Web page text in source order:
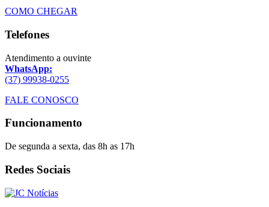
COMO CHEGAR
Telefones
Atendimento a ouvinte
WhatsApp:
(37) 99938-0255
FALE CONOSCO
Funcionamento
De segunda a sexta, das 8h as 17h
Redes Sociais